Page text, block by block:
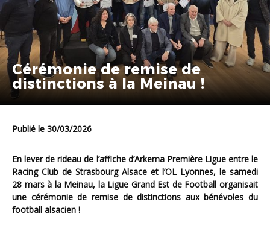
Cérémonie de remise de
distinctions à la Meinau !
Publié le 30/03/2026
En lever de rideau de l’affiche d’Arkema Première Ligue entre le
Racing Club de Strasbourg Alsace et l’OL Lyonnes, le samedi
28 mars à la Meinau, la Ligue Grand Est de Football organisait
une cérémonie de remise de distinctions aux bénévoles du
football alsacien !